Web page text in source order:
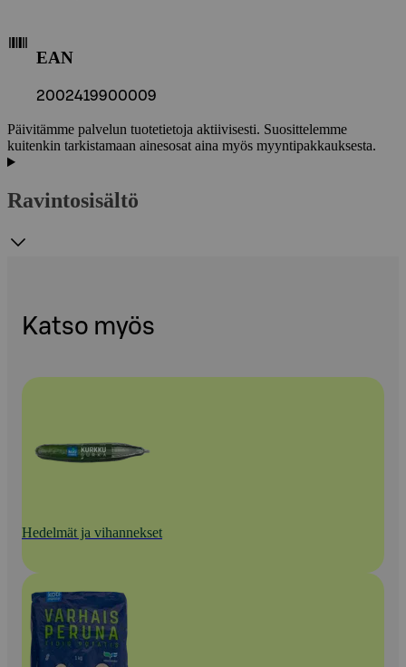
EAN
2002419900009
Päivitämme palvelun tuotetietoja aktiivisesti. Suosittelemme
kuitenkin tarkistamaan ainesosat aina myös myyntipakkauksesta.
Ravintosisältö
Katso myös
Hedelmät ja vihannekset